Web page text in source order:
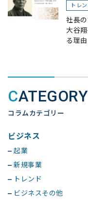
トレ
社長の
大谷
る理由
CATEGORY
コラムカテゴリー
ビジネス
起業
新規事業
トレンド
ビジネスその他